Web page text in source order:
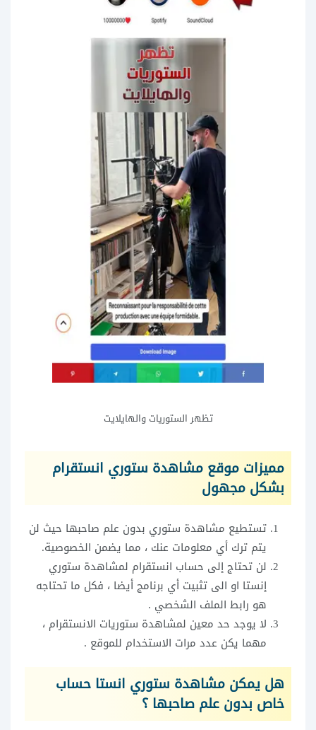
تظهر الستوريات والهايلايت
مميزات موقع مشاهدة ستوري انستقرام
بشكل مجهول
تستطيع مشاهدة ستوري بدون علم صاحبها حيث لن
يتم ترك أي معلومات عنك ، مما يضمن الخصوصية.
لن تحتاج إلى حساب انستقرام لمشاهدة ستوري
إنستا او الى تثبيت أي برنامج أيضا ، فكل ما تحتاجه
هو رابط الملف الشخصي .
لا يوجد حد معين لمشاهدة ستوريات الانستقرام ،
مهما يكن عدد مرات الاستخدام للموقع .
هل يمكن مشاهدة ستوري انستا حساب
خاص بدون علم صاحبها ؟